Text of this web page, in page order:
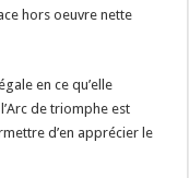
hors oeuvre nette
en ce qu’elle
de triomphe est
d’en apprécier le